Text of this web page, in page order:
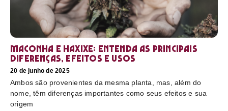
Maconha e haxixe: entenda as principais
diferenças, efeitos e usos
20 de junho de 2025
Ambos são provenientes da mesma planta, mas, além do
nome, têm diferenças importantes como seus efeitos e sua
origem